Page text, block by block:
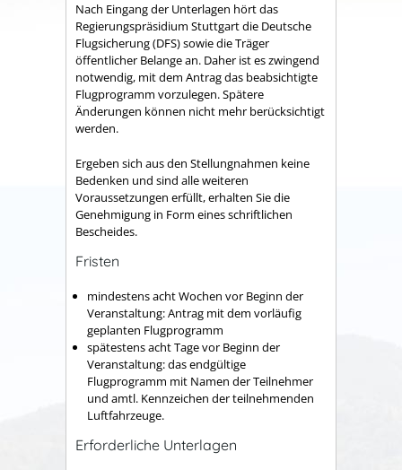
Nach Eingang der Unterlagen hört das
Regierungspräsidium Stuttgart die Deutsche
Flugsicherung (DFS) sowie die Träger
öffentlicher Belange an. Daher ist es zwingend
notwendig, mit dem Antrag das beabsichtigte
Flugprogramm vorzulegen. Spätere
Änderungen können nicht mehr berücksichtigt
werden.
Ergeben sich aus den Stellungnahmen keine
Bedenken und sind alle weiteren
Voraussetzungen erfüllt, erhalten Sie die
Genehmigung in Form eines schriftlichen
Bescheides.
Fristen
mindestens acht Wochen vor Beginn der
Veranstaltung: Antrag mit dem vorläufig
geplanten Flugprogramm
spätestens acht Tage vor Beginn der
Veranstaltung: das endgültige
Flugprogramm mit Namen der Teilnehmer
und amtl. Kennzeichen der teilnehmenden
Luftfahrzeuge.
Erforderliche Unterlagen